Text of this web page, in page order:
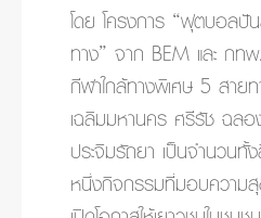
โดย โครงการ “ฟุตบอล
ทาง” จาก BEM และ กท
กีฬาใกล้ทางพิเศษ 5 สาย
เฉลิมมหานคร ศรีรัช ฉลอ
ประจิมรัถยา เป็นจำนวน
หนึ่งกิจกรรมที่มอบความ